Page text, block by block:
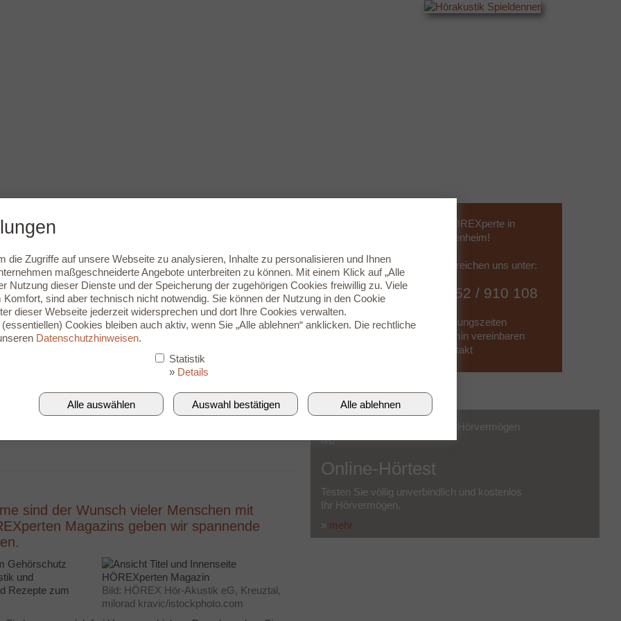
Ihr HÖREXperte in
Heppenheim!
Sie erreichen uns unter:
06252 / 910 108
» Öffnungszeiten
» Termin vereinbaren
» Kontakt
Service
Wie entsteht ein Im-Ohr-
sind der Wunsch vieler Menschen mit
Magazins geben wir spannende
Bild: HÖREX Hör-Akustik eG, Kreuztal,
milorad kravic/istockphoto.com
Gehörschutz
und
Rezepte zum
Finden Sie heraus, wie gut Ihr Hörvermögen
ist.
Online-Hörtest
Testen Sie völlig unverbindlich und kostenlos
Ihr Hörvermögen.
» mehr
die Zugriffe auf unsere Webseite zu analysieren, Inhalte zu personalisieren und Ihnen
maßgeschneiderte Angebote unterbreiten zu können. Mit einem Klick auf „Alle
Nutzung dieser Dienste und der Speicherung der zugehörigen Cookies freiwillig zu. Viele
sind aber technisch nicht notwendig. Sie können der Nutzung in den Cookie
dieser Webseite jederzeit widersprechen und dort Ihre Cookies verwalten.
Cookies bleiben auch aktiv, wenn Sie „Alle ablehnen“ anklicken. Die rechtliche
Datenschutzhinweisen.
Statistik
» Details
Alle auswählen Auswahl bestätigen Alle ablehnen